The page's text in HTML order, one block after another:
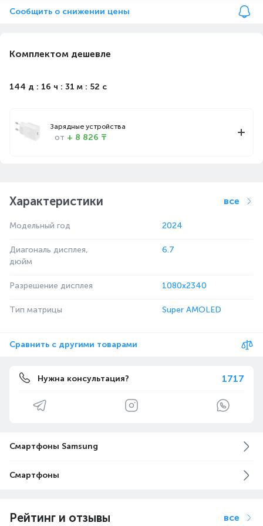
Сообщить о снижении цены
Комплектом дешевле
144 д : 16 ч : 31 м : 52 с
Зарядные устройства
от + 8 826 ₸
Характеристики все
Модельный год 2024
Диагональ дисплея,
дюйм
6.7
Разрешение дисплея 1080x2340
Тип матрицы Super AMOLED
Сравнить с другими товарами
Нужна консультация? 1717
Смартфоны Samsung
Смартфоны
Рейтинг и отзывы все